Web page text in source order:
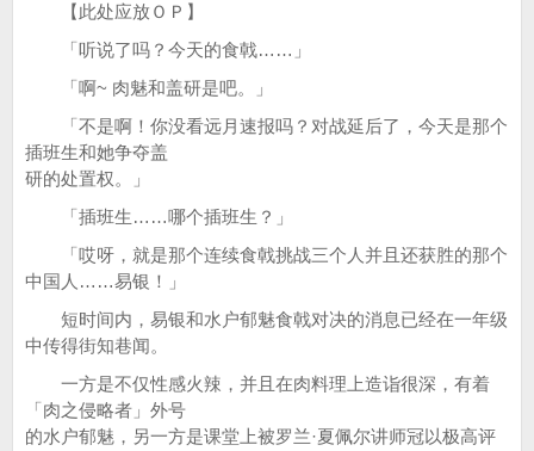
【此处应放ＯＰ】
「听说了吗？今天的食戟……」
「啊~ 肉魅和盖研是吧。」
「不是啊！你没看远月速报吗？对战延后了，今天是那个
插班生和她争夺盖
研的处置权。」
「插班生……哪个插班生？」
「哎呀，就是那个连续食戟挑战三个人并且还获胜的那个
中国人……易银！」
短时间内，易银和水户郁魅食戟对决的消息已经在一年级
中传得街知巷闻。
一方是不仅性感火辣，并且在肉料理上造诣很深，有着
「肉之侵略者」外号
的水户郁魅，另一方是课堂上被罗兰·夏佩尔讲师冠以极高评